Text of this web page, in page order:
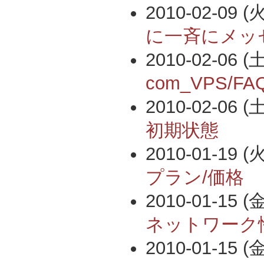
2010-02-09 (
に一斉にメ
2010-02-06 (
com_VPS/
2010-02-06 (
初期状態
2010-01-19 (
プラン/価格
2010-01-15 (
ネットワーク
2010-01-15 (